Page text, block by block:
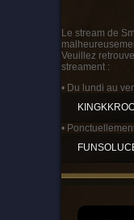
Le stream de
Veuillez
streament :
• Du lundi au
•